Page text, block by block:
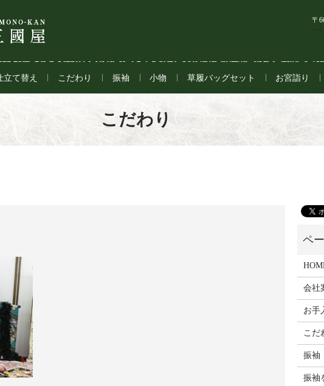
〒
立て替え こだわり 振袖 小物 草履バッグセット お宮詣り
こだわり
会社
お手
こだ
振袖
振袖